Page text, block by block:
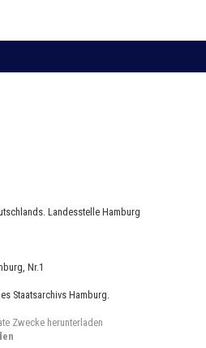
Landesstelle Hamburg
Nr.1
Staatsarchivs Hamburg.
Zwecke herunterladen